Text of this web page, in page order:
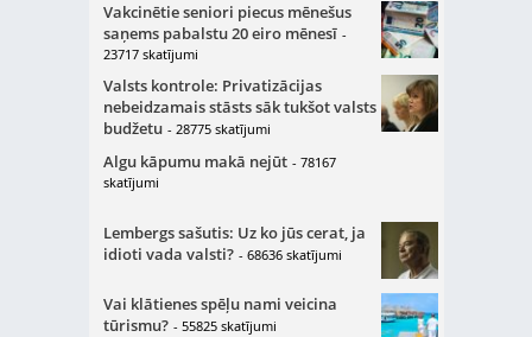
Vakcinētie seniori piecus mēnešus
saņems pabalstu 20 eiro mēnesī -
23717 skatījumi
Valsts kontrole: Privatizācijas
nebeidzamais stāsts sāk tukšot valsts
budžetu - 28775 skatījumi
Algu kāpumu makā nejūt - 78167
skatījumi
Lembergs sašutis: Uz ko jūs cerat, ja
idioti vada valsti? - 68636 skatījumi
Vai klātienes spēļu nami veicina
tūrismu? - 55825 skatījumi